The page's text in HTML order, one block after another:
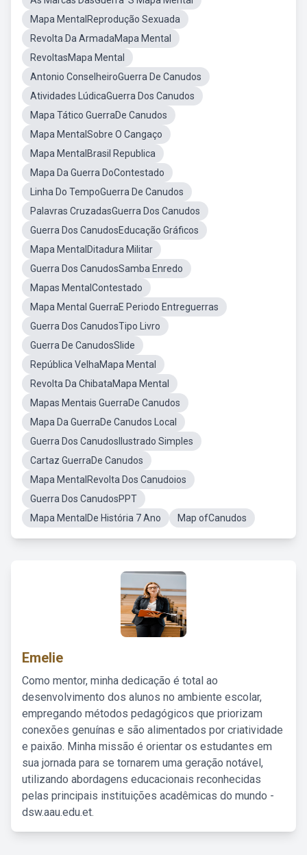
Mapa MentalReprodução Sexuada
Revolta Da ArmadaMapa Mental
RevoltasMapa Mental
Antonio ConselheiroGuerra De Canudos
Atividades LúdicaGuerra Dos Canudos
Mapa Tático GuerraDe Canudos
Mapa MentalSobre O Cangaço
Mapa MentalBrasil Republica
Mapa Da Guerra DoContestado
Linha Do TempoGuerra De Canudos
Palavras CruzadasGuerra Dos Canudos
Guerra Dos CanudosEducação Gráficos
Mapa MentalDitadura Militar
Guerra Dos CanudosSamba Enredo
Mapas MentalContestado
Mapa Mental GuerraE Periodo Entreguerras
Guerra Dos CanudosTipo Livro
Guerra De CanudosSlide
República VelhaMapa Mental
Revolta Da ChibataMapa Mental
Mapas Mentais GuerraDe Canudos
Mapa Da GuerraDe Canudos Local
Guerra Dos CanudosIlustrado Simples
Cartaz GuerraDe Canudos
Mapa MentalRevolta Dos Canudoios
Guerra Dos CanudosPPT
Mapa MentalDe História 7 Ano
Map ofCanudos
Emelie
Como mentor, minha dedicação é total ao
desenvolvimento dos alunos no ambiente escolar,
empregando métodos pedagógicos que priorizam
conexões genuínas e são alimentados por criatividade
e paixão. Minha missão é orientar os estudantes em
sua jornada para se tornarem uma geração notável,
utilizando abordagens educacionais reconhecidas
pelas principais instituições acadêmicas do mundo -
dsw.aau.edu.et.